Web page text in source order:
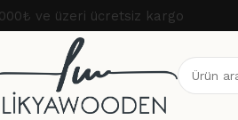
ve üzeri ücretsiz kargo